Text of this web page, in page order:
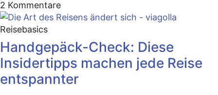
2 Kommentare
Reisebasics
Handgepäck-Check: Diese
Insidertipps machen jede Reise
entspannter